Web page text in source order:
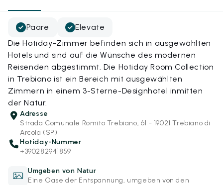
Paare
Elevate
Die Hotiday-Zimmer befinden sich in ausgewählten
Hotels und sind auf die Wünsche des modernen
Reisenden abgestimmt. Die Hotiday Room Collection
in Trebiano ist ein Bereich mit ausgewählten
Zimmern in einem 3-Sterne-Designhotel inmitten
der Natur.
Adresse
Strada Comunale Romito Trebiano, 61 - 19021 Trebiano di
Arcola (SP)
Hotiday-Nummer
+390282941859
Umgeben von Natur
Eine Oase der Entspannung, umgeben von den